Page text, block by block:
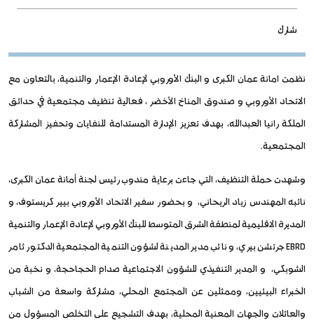
شارك
نظمت امانة عمان الكبرى و البنك الأوروبي لإعادة الإعمار والتنمية، بالتعاون مع
الاتحاد الأوروبي و صندوق المناخ الأخضر ، فعالية تنظيف مجتمعية في حدائق
الملكة رانيا العبدالله، بهدف تعزيز الإدارة المستدامة للنفايات وتحفيز المشاركة
المجتمعية.
وشهدت حملة التنظيف، التي جاءت برعاية مندوب رئيس لجنة أمانة عمان الكبرى،
نائبه المهندس زياد الريحاني، و بحضور سفير الاتحاد الأوروبي بيير كريستوف، و
المديرة الاقليمية لمنطقة الشرق المتوسط للبنك الأوروبي لإعادة الإعمار والتنمية
EBRD جرتشن بيري، و نائب مدير المدينة لشؤون التنمية المجتمعية الدكتور ثامر
الشوبكي، و المدير التنفيذي للشؤون الاجتماعية صدام الحجاحجة، و نخبة من
الخبراء البيئيين، وممثلين عن المجتمع المحلي، مشاركة واسعة من الشباب
والعائلات والجهات المعنية المحلية، بهدف التشجيع على التخلص المسؤول من